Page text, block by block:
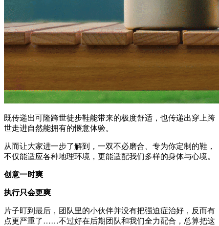
既传递出可隆跨世徒步鞋能带来的极度舒适，也传递出穿上跨
世走进自然能拥有的惬意体验。
从而让大家进一步了解到，一双不必磨合、专为你定制的鞋，
不仅能适应各种地理环境，更能适配我们多样的身体与心境。
创意一时爽
执行只会更爽
片子盯到最后，团队里的小伙伴并没有把强迫症治好，反而有
点更严重了……不过好在后期团队和我们全力配合，总算把这